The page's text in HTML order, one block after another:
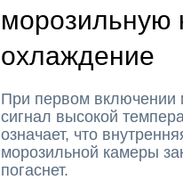
морозильную
охлаждение
При первом включении
сигнал высокой
означает, что
морозильной камеры
погаснет.